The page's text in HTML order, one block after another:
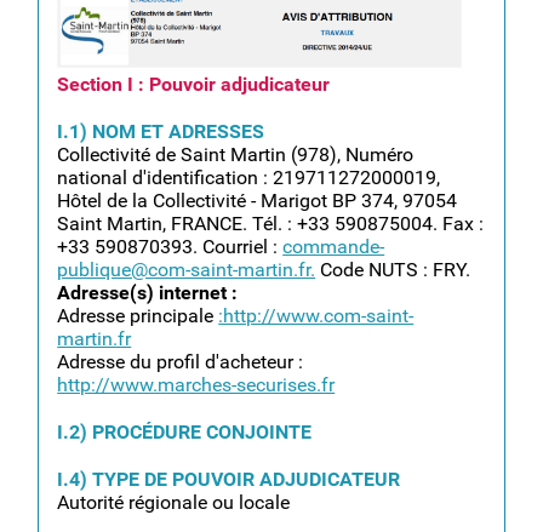
capture_decran_2023-03-
13_a_10.10.25.png
Section I : Pouvoir adjudicateur
I.1) NOM ET ADRESSES
Collectivité de Saint Martin (978), Numéro
national d'identification : 219711272000019,
Hôtel de la Collectivité - Marigot BP 374, 97054
Saint Martin, FRANCE. Tél. : +33 590875004. Fax :
+33 590870393. Courriel :commande-
publique@com-saint-martin.fr. Code NUTS : FRY.
Adresse(s) internet :
Adresse principale :http://www.com-saint-
martin.fr
Adresse du profil d'acheteur :
http://www.marches-securises.fr
I.2) PROCÉDURE CONJOINTE
I.4) TYPE DE POUVOIR ADJUDICATEUR
Autorité régionale ou locale